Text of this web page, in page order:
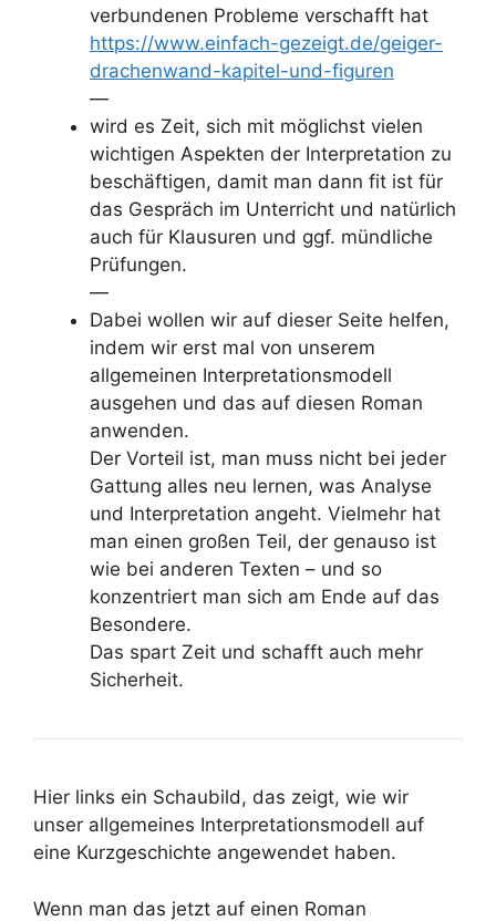
verbundenen Probleme verschafft hat
https://www.einfach-gezeigt.de/geiger-
drachenwand-kapitel-und-figuren
—
wird es Zeit, sich mit möglichst vielen
wichtigen Aspekten der Interpretation zu
beschäftigen, damit man dann fit ist für
das Gespräch im Unterricht und natürlich
auch für Klausuren und ggf. mündliche
Prüfungen.
—
Dabei wollen wir auf dieser Seite helfen,
indem wir erst mal von unserem
allgemeinen Interpretationsmodell
ausgehen und das auf diesen Roman
anwenden.
Der Vorteil ist, man muss nicht bei jeder
Gattung alles neu lernen, was Analyse
und Interpretation angeht. Vielmehr hat
man einen großen Teil, der genauso ist
wie bei anderen Texten – und so
konzentriert man sich am Ende auf das
Besondere.
Das spart Zeit und schafft auch mehr
Sicherheit.
Hier links ein Schaubild, das zeigt, wie wir
unser allgemeines Interpretationsmodell auf
eine Kurzgeschichte angewendet haben.
Wenn man das jetzt auf einen Roman